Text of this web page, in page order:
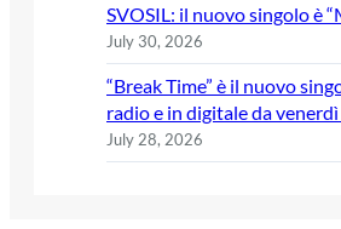
SVOSIL: il nuovo singolo è
July 30, 2026
“Break Time” è il nuovo
radio e in digitale da
July 28, 2026